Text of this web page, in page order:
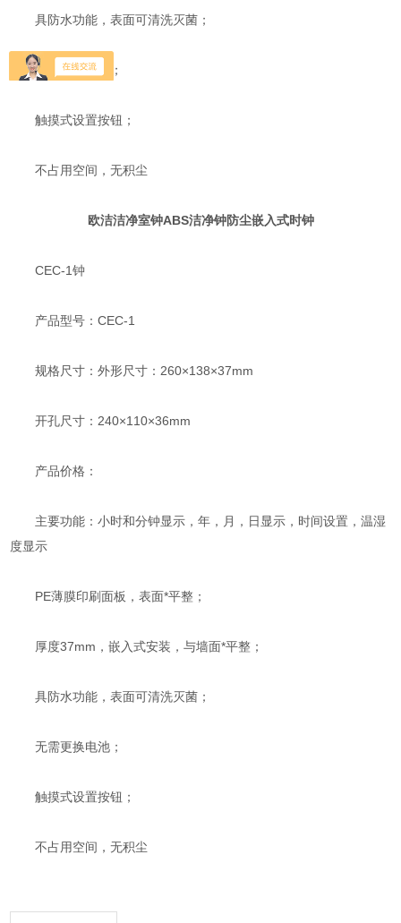
具防水功能，表面可清洗灭菌；
无需更换电池；
触摸式设置按钮；
不占用空间，无积尘
欧洁洁净室钟ABS洁净钟防尘嵌入式时钟
CEC-1钟
产品型号：CEC-1
规格尺寸：外形尺寸：260×138×37mm
开孔尺寸：240×110×36mm
产品价格：
主要功能：小时和分钟显示，年，月，日显示，时间设置，温湿
度显示
PE薄膜印刷面板，表面*平整；
厚度37mm，嵌入式安装，与墙面*平整；
具防水功能，表面可清洗灭菌；
无需更换电池；
触摸式设置按钮；
不占用空间，无积尘